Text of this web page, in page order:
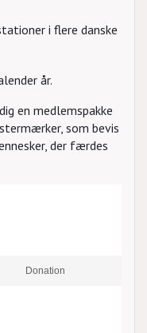
i flere danske
år.
en medlemspakke
som bevis
der færdes